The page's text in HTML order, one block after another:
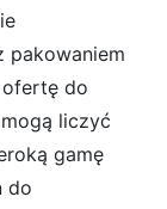
pakowaniem
do
liczyć
gamę
do